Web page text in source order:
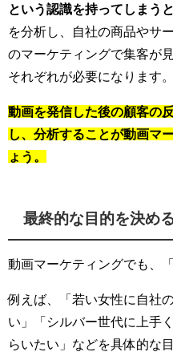
という認識を持ってしまう
を分析し、自社の商品やサ
のマーケティングで集客が
それぞれが必要になります。
動画を発信した後の顧客の
し、分析することが動画マ
ょう。
最終的な目的を決め
動画マーケティングでも、
例えば、「若い女性に自社
い」「シルバー世代に上手
らいたい」などを具体的な